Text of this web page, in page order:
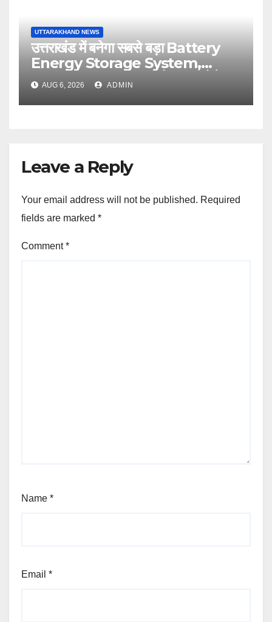
UTTARAKHAND NEWS
उत्तराखंड में बनेगा सबसे बड़ा Battery
Energy Storage System,
UJVNL लगाएगा 352 करोड़ का प्रोजेक्ट
AUG 6, 2026 ADMIN
Leave a Reply
Your email address will not be published. Required
fields are marked *
Comment*
Name *
Email *